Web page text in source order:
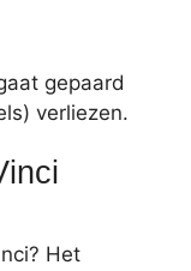
gepaard
verliezen.
Het